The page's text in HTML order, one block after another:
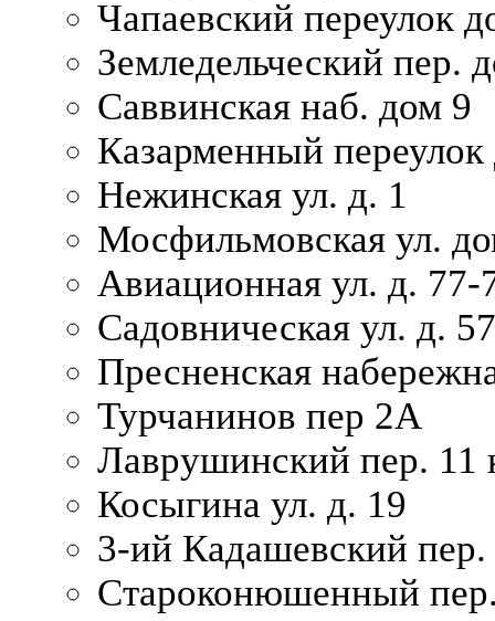
Чапаевский переулок
Земледельческий пер.
Саввинская наб. дом 9
Казарменный переулок
Нежинская ул. д. 1
Мосфильмовская ул.
Авиационная ул. д. 77-
Садовническая ул. д.
Пресненская
Турчанинов пер 2А
Лаврушинский пер. 11
Косыгина ул. д. 19
3-ий Кадашевский пер.
Староконюшенный